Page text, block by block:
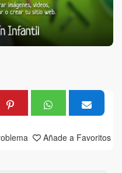
Añade a Favoritos